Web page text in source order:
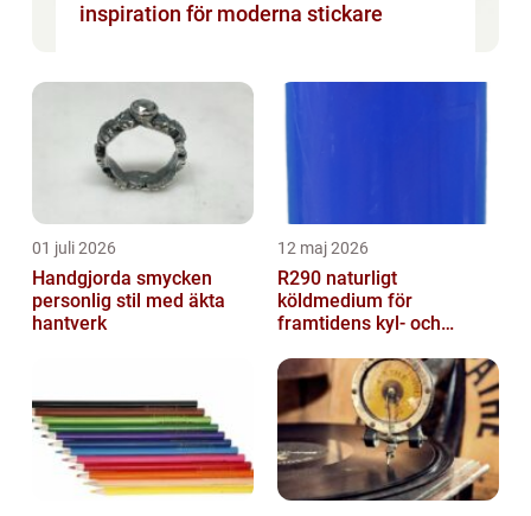
inspiration för moderna stickare
01 juli 2026
Handgjorda smycken
personlig stil med äkta
hantverk
12 maj 2026
R290 naturligt
köldmedium för
framtidens kyl- och